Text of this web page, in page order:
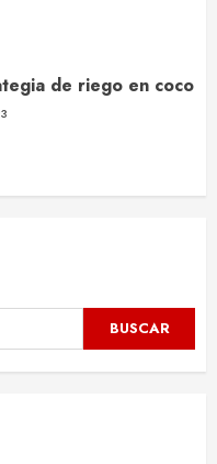
de riego en coco
BUSCAR